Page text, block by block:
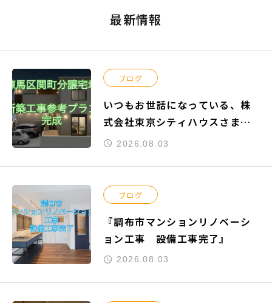
最新情報
ブログ
いつもお世話になっている、株
式会社東京シティハウスさまよ
りご依頼頂きました『練馬区関
2026.08.03
ブログ
『調布市マンションリノベーシ
ョン工事 設備工事完了』
2026.08.03